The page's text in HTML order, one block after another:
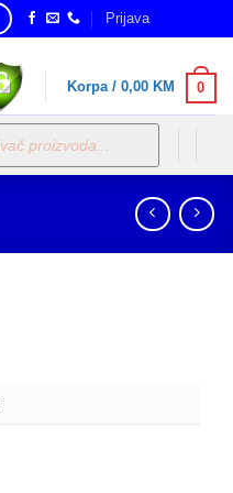
Prijava
Korpa / 0,00 KM 0